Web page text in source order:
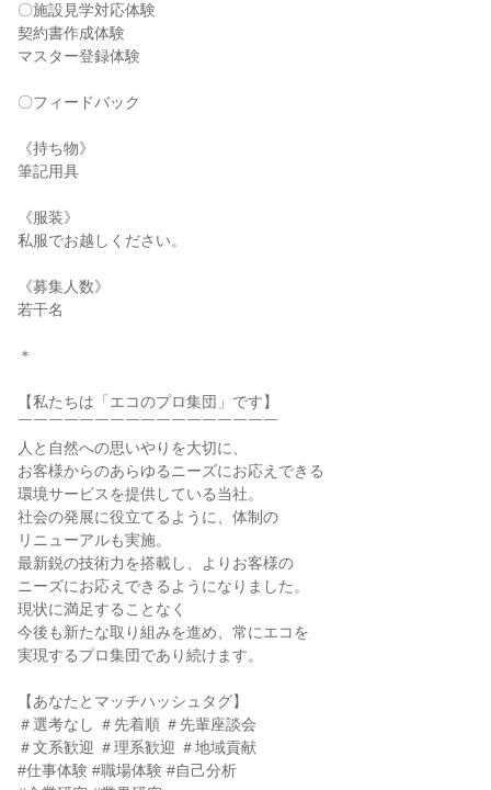
〇施設見学対応体験
契約書作成体験
マスター登録体験
〇フィードバック
《持ち物》
筆記用具
《服装》
私服でお越しください。
《募集人数》
若干名
＊
【私たちは「エコのプロ集団」です】
￣￣￣￣￣￣￣￣￣￣￣￣￣￣￣￣￣
人と自然への思いやりを大切に、
お客様からのあらゆるニーズにお応えできる
環境サービスを提供している当社。
社会の発展に役立てるように、体制の
リニューアルも実施。
最新鋭の技術力を搭載し、よりお客様の
ニーズにお応えできるようになりました。
現状に満足することなく
今後も新たな取り組みを進め、常にエコを
実現するプロ集団であり続けます。
【あなたとマッチハッシュタグ】
＃選考なし ＃先着順 ＃先輩座談会
＃文系歓迎 ＃理系歓迎 ＃地域貢献
#仕事体験 #職場体験 #自己分析